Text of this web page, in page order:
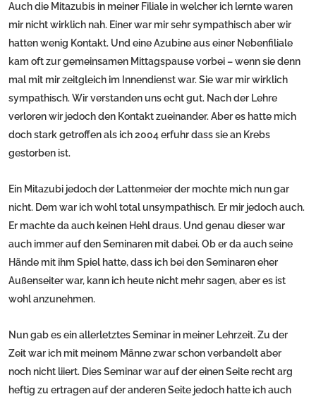
Auch die Mitazubis in meiner Filiale in welcher ich lernte waren
mir nicht wirklich nah. Einer war mir sehr sympathisch aber wir
hatten wenig Kontakt. Und eine Azubine aus einer Nebenfiliale
kam oft zur gemeinsamen Mittagspause vorbei – wenn sie denn
mal mit mir zeitgleich im Innendienst war. Sie war mir wirklich
sympathisch. Wir verstanden uns echt gut. Nach der Lehre
verloren wir jedoch den Kontakt zueinander. Aber es hatte mich
doch stark getroffen als ich 2004 erfuhr dass sie an Krebs
gestorben ist.
Ein Mitazubi jedoch der Lattenmeier der mochte mich nun gar
nicht. Dem war ich wohl total unsympathisch. Er mir jedoch auch.
Er machte da auch keinen Hehl draus. Und genau dieser war
auch immer auf den Seminaren mit dabei. Ob er da auch seine
Hände mit ihm Spiel hatte, dass ich bei den Seminaren eher
Außenseiter war, kann ich heute nicht mehr sagen, aber es ist
wohl anzunehmen.
Nun gab es ein allerletztes Seminar in meiner Lehrzeit. Zu der
Zeit war ich mit meinem Männe zwar schon verbandelt aber
noch nicht liiert. Dies Seminar war auf der einen Seite recht arg
heftig zu ertragen auf der anderen Seite jedoch hatte ich auch